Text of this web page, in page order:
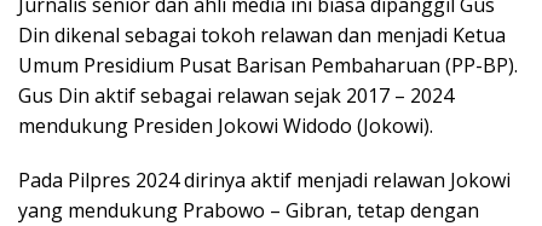
Jurnalis senior dan ahli media ini biasa dipanggil Gus
Din dikenal sebagai tokoh relawan dan menjadi Ketua
Umum Presidium Pusat Barisan Pembaharuan (PP-BP).
Gus Din aktif sebagai relawan sejak 2017 – 2024
mendukung Presiden Jokowi Widodo (Jokowi).
Pada Pilpres 2024 dirinya aktif menjadi relawan Jokowi
yang mendukung Prabowo – Gibran, tetap dengan